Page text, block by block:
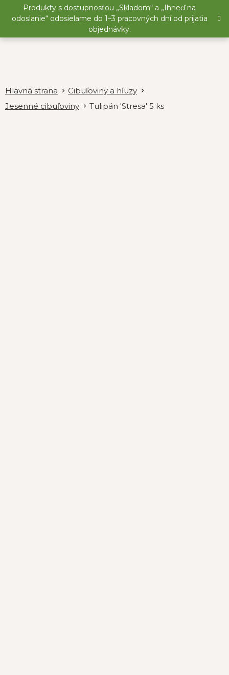
Produkty s dostupnosťou „Skladom“ a „Ihneď na
odoslanie“ odosielame do 1–3 pracovných dní od prijatia
objednávky.
Cibuľoviny a hľuzy
Jesenné cibuľoviny
Tulipán 'Stresa' 5 ks